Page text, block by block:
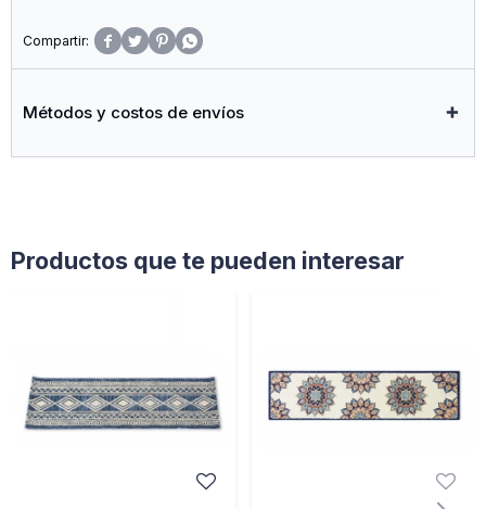
   
Métodos y costos de envíos
Productos que te pueden interesar